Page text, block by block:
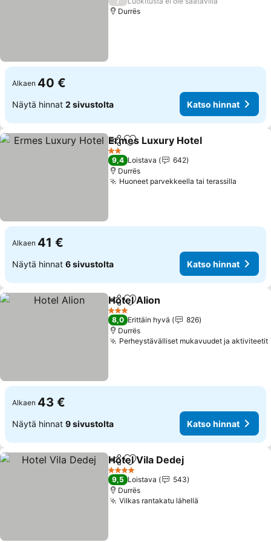
Durrës
Alkaen 40 €
Näytä hinnat 2 sivustolta Katso hinnat
Jaa Lisää suosikkeihin
Ermes Luxury Hotel
2 Tähtiluokitus
9,4 Loistava
642
Durrës
Huoneet parvekkeella tai terassilla
Alkaen 41 €
Näytä hinnat 6 sivustolta Katso hinnat
Jaa Lisää suosikkeihin
Hotel Alion
3 Tähtiluokitus
8,0 Erittäin hyvä
826
Durrës
Perheystävälliset mukavuudet ja aktiviteetit
Alkaen 43 €
Näytä hinnat 9 sivustolta Katso hinnat
Jaa Lisää suosikkeihin
Hotel Vila Dedej
4 Tähtiluokitus
9,5 Loistava
543
Durrës
Vilkas rantakatu lähellä